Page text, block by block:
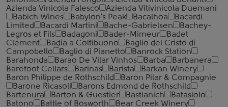
Azienda Vinicola Falesco
Azienda Vitivinicola Duemani
Babich Wines
Babylon's Peak Bacalhoa
Bacardi
Limited
Bacardi Martini Bache-Gabrielsen
Bachey-
Legros et Fils
Badagoni Bader-Mimeur
Badet
Clement
Badia a Coltibuono
Baglio del Cristo di
Campobello
Baglio di Pianetto
Banrock Station
Barahonda
Barao De Vilar Vinhos Barba
Barbanera
Barefoot Cellars
Barinas Barista
Barkan Winery
Baron Philippe de Rothschild
Baron Pilar & Compagnie
Barone Ricasoli
Barons Edmond de Rothschild
Bartenura
Barton & Guestier Bastianich
Batasiolo
Batono
Battle of Bosworth
Bear Creek Winery